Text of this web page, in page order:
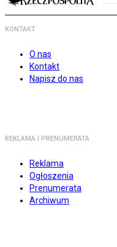
KONTAKT
O nas
Kontakt
Napisz do nas
REKLAMA I PRENUMERATA
Reklama
Ogłoszenia
Prenumerata
Archiwum